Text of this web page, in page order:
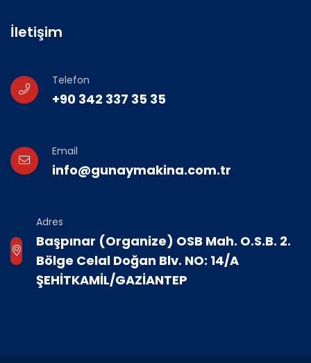
İletişim
Telefon
+90 342 337 35 35
Email
info@gunaymakina.com.tr
Adres
Başpınar (Organize) OSB Mah. O.S.B. 2.
Bölge Celal Doğan Blv. NO: 14/A
ŞEHİTKAMİL/GAZİANTEP